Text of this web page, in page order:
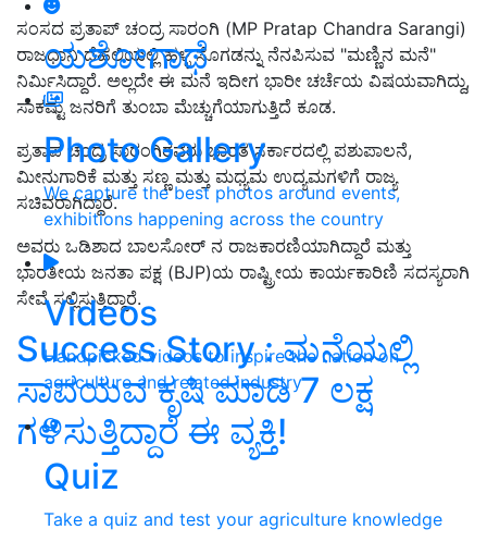
ಯಶೋಗಾಥೆ
Photo Gallery
We capture the best photos around events,
exhibitions happening across the country
Videos
Handpicked videos to inspire the nation on
agriculture and related industry
Quiz
Take a quiz and test your agriculture knowledge
ಸಂಸದ ಪ್ರತಾಪ್ ಚಂದ್ರ ಸಾರಂಗಿ (MP Pratap Chandra Sarangi)
ರಾಜಧಾನಿ ದೆಹಲಿಯಲ್ಲಿ ಹಳ್ಳಿ ಸೊಗಡನ್ನು ನೆನಪಿಸುವ "ಮಣ್ಣಿನ ಮನೆ"
ನಿರ್ಮಿಸಿದ್ದಾರೆ. ಅಲ್ಲದೇ ಈ ಮನೆ ಇದೀಗ ಭಾರೀ ಚರ್ಚೆಯ ವಿಷಯವಾಗಿದ್ದು,
ಸಾಕಷ್ಟು ಜನರಿಗೆ ತುಂಬಾ ಮೆಚ್ಚುಗೆಯಾಗುತ್ತಿದೆ ಕೂಡ.
ಪ್ರತಾಪ ಚಂದ್ರ ಸಾರಂಗಿರವರು ಭಾರತ ಸರ್ಕಾರದಲ್ಲಿ ಪಶುಪಾಲನೆ,
ಮೀನುಗಾರಿಕೆ ಮತ್ತು ಸಣ್ಣ ಮತ್ತು ಮಧ್ಯಮ ಉದ್ಯಮಗಳಿಗೆ ರಾಜ್ಯ
ಸಚಿವರಾಗಿದ್ದಾರೆ.
ಅವರು ಒಡಿಶಾದ ಬಾಲಸೋರ್ ನ ರಾಜಕಾರಣಿಯಾಗಿದ್ದಾರೆ ಮತ್ತು
ಭಾರತೀಯ ಜನತಾ ಪಕ್ಷ (BJP)ಯ ರಾಷ್ಟ್ರೀಯ ಕಾರ್ಯಕಾರಿಣಿ ಸದಸ್ಯರಾಗಿ
ಸೇವೆ ಸಲ್ಲಿಸುತ್ತಿದ್ದಾರೆ.
Success Story : ಮನೆಯಲ್ಲಿ
ಸಾವಯವ ಕೃಷಿ ಮಾಡಿ 7 ಲಕ್ಷ
ಗಳಿಸುತ್ತಿದ್ದಾರೆ ಈ ವ್ಯಕ್ತಿ!